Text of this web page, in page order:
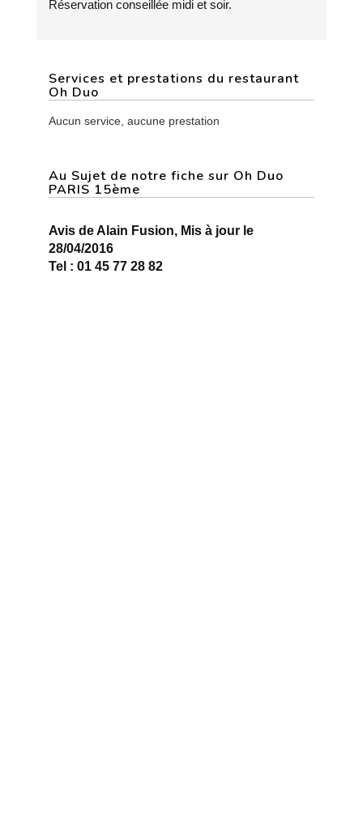
Réservation conseillée midi et soir.
Services et prestations du restaurant
Oh Duo
Aucun service, aucune prestation
Au Sujet de notre fiche sur Oh Duo
PARIS 15ème
Avis de Alain Fusion, Mis à jour le
28/04/2016
Tel : 01 45 77 28 82